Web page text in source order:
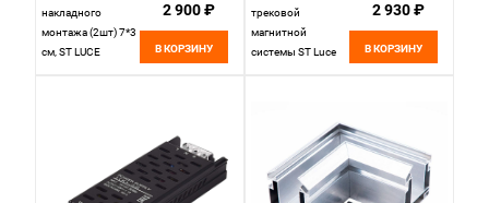
накладного
монтажа (2шт) 7*3
см, ST LUCE
2 900 ₽
В КОРЗИНУ
трековой
магнитной
системы ST Luce
2 930 ₽
В КОРЗИНУ